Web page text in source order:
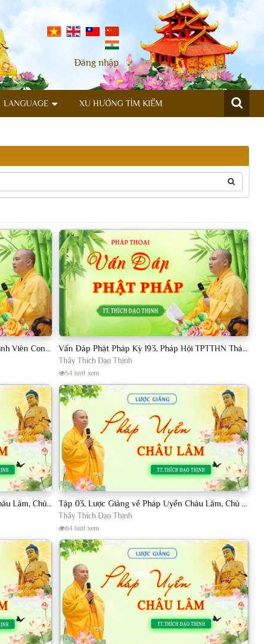
Đăng nhập
LANGUAGE XU HƯỚNG TÌM KIẾM
Vấn Đáp Phật Pháp Kỳ 190, Khóa Tu Sinh Viên Con Kể Bụt Nghe Tháng 05, 2023 TT. Thích Đạo Thịnh - CKN Vấn Đáp Phật Pháp Kỳ 193, Pháp Hội TPTTHN Tháng 04/2023 TT. Thích Đạo Thịnh - CKN
Thầy Thích Đạo Thịnh
54 lượt xem
Tập 002, Lược Giảng về Pháp Uyển Châu Lâm, Chủ giảng TT. Thích Đạo Thịnh Tập 03, Lược Giảng về Pháp Uyển Châu Lâm, Chủ giảng TT Thích Đạo Thịnh
Thầy Thích Đạo Thịnh
64 lượt xem